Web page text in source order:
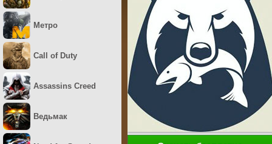
Метро
Call of Duty
Assassins Creed
Ведьмак